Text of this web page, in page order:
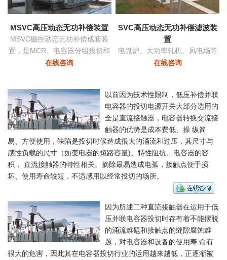
MSVC高压动态无功补偿装置
MSVC磁控动态无功补偿成套装
置，是MCR、电容器分组投切和
变压器有载调压功能为一体的无
在线咨询
SVC高压动态无功补偿滤波装
置
电弧炉、大功率轧机、风电场等
负荷由于其非线性及冲击性导致
快速响应及动态补偿的功能。
在线咨询
以前因为技术性限制，低压补偿并联
电容器的投切电源开关大部分选用的
全是直流接触器，电容器转换交流接
触器的优势是成本费低、操 纵简
易、方便使用，缺陷是投切时候造成很大的涌流和过压，其尺寸与
感性负载的尺寸（如变电器的短路容量)、特性阻抗、电容器的容
积， 直流接触器的特性相关。摘除最易造成电孤，接触点便于损
坏、使用寿命较短，不适感用以经常投切的场所。
因为所述二种直流接触器在运用于低
压并联电容器投切时存有着不能摆脱
的涌流难题和接触点的缝隙腐蚀难
题，对电容器和设备的使用寿 命有
很大的危害，因此其在电容器投切行业的运用越来越低，正逐渐被